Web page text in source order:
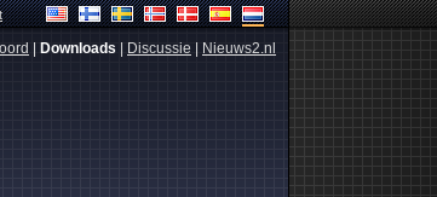
Downloads Discussie Nieuws2.nl